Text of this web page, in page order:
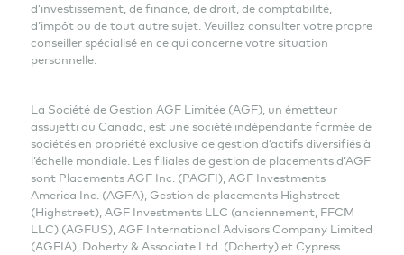
d’investissement, de finance, de droit, de comptabilité,
d’impôt ou de tout autre sujet. Veuillez consulter votre propre
conseiller spécialisé en ce qui concerne votre situation
personnelle.
La Société de Gestion AGF Limitée (AGF), un émetteur
assujetti au Canada, est une société indépendante formée de
sociétés en propriété exclusive de gestion d’actifs diversifiés à
l’échelle mondiale. Les filiales de gestion de placements d’AGF
sont Placements AGF Inc. (PAGFI), AGF Investments
America Inc. (AGFA), Gestion de placements Highstreet
(Highstreet), AGF Investments LLC (anciennement, FFCM
LLC) (AGFUS), AGF International Advisors Company Limited
(AGFIA), Doherty & Associate Ltd. (Doherty) et Cypress